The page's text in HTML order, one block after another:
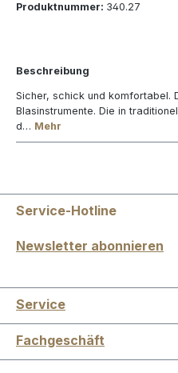
Produktnummer: 340.27
Beschreibung
Sicher, schick und komfortabel.
Blasinstrumente. Die in
d… Mehr
Service-Hotline
Newsletter abonnieren
Service
Fachgeschäft